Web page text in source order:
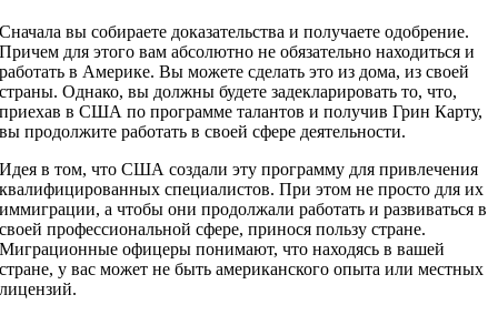
Сначала вы собираете доказательства и получаете одобрение.
Причем для этого вам абсолютно не обязательно находиться и
работать в Америке. Вы можете сделать это из дома, из своей
страны. Однако, вы должны будете задекларировать то, что,
приехав в США по программе талантов и получив Грин Карту,
вы продолжите работать в своей сфере деятельности.
Идея в том, что США создали эту программу для привлечения
квалифицированных специалистов. При этом не просто для их
иммиграции, а чтобы они продолжали работать и развиваться в
своей профессиональной сфере, принося пользу стране.
Миграционные офицеры понимают, что находясь в вашей
стране, у вас может не быть американского опыта или местных
лицензий.